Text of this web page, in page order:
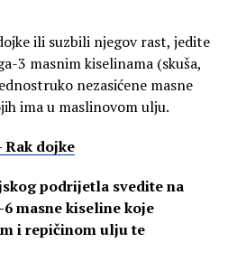
ili suzbili njegov rast, jedite
3 masnim kiselinama (skuša,
nezasićene masne
ima u maslinovom ulju.
Rak dojke
podrijetla svedite na
masne kiseline koje
i repičinom ulju te